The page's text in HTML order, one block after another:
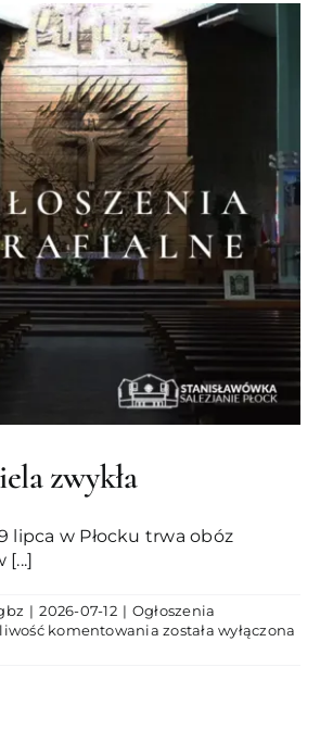
zwykła
lipca w Płocku trwa obóz
[...]
| 2026-07-12 | Ogłoszenia
komentowaniaXV
została wyłączona